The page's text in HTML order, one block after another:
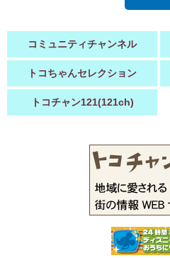
コミュニティチャンネル
トコちゃんセレクション
トコチャン121(121ch)